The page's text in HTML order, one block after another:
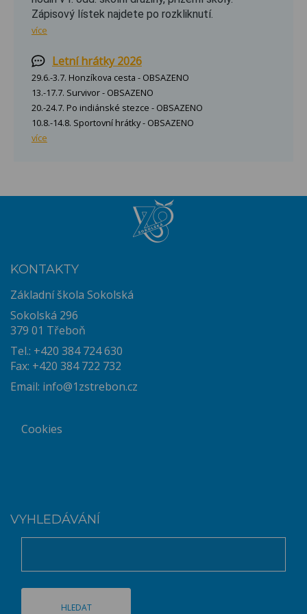
Zápisový lístek najdete po rozkliknutí.
více
Letní hrátky 2026
29.6.-3.7. Honzíkova cesta - OBSAZENO
13.-17.7. Survivor - OBSAZENO
20.-24.7. Po indiánské stezce - OBSAZENO
10.8.-14.8. Sportovní hrátky - OBSAZENO
více
KONTAKTY
Základní škola Sokolská
Sokolská 296
379 01 Třeboň
Tel.: +420 384 724 630
Fax: +420 384 722 732
Email: info@1zstrebon.cz
Cookies
VYHLEDÁVÁNÍ